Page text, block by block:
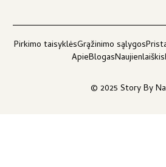
© 2025 Story By
Pirkimo taisyklėsGrąžinimo sąlygos
ApieBlogasNaujienlaiškis